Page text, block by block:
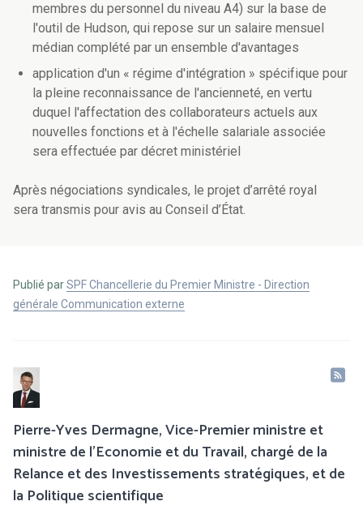
membres du personnel du niveau A4) sur la base de
l'outil de Hudson, qui repose sur un salaire mensuel
médian complété par un ensemble d'avantages
application d'un « régime d'intégration » spécifique pour
la pleine reconnaissance de l'ancienneté, en vertu
duquel l'affectation des collaborateurs actuels aux
nouvelles fonctions et à l'échelle salariale associée
sera effectuée par décret ministériel
Après négociations syndicales, le projet d’arrêté royal
sera transmis pour avis au Conseil d’État.
Publié parSPF Chancellerie du Premier Ministre - Direction
générale Communication externe
Pierre-Yves Dermagne, Vice-Premier ministre et
ministre de l’Economie et du Travail, chargé de la
Relance et des Investissements stratégiques, et de
la Politique scientifique